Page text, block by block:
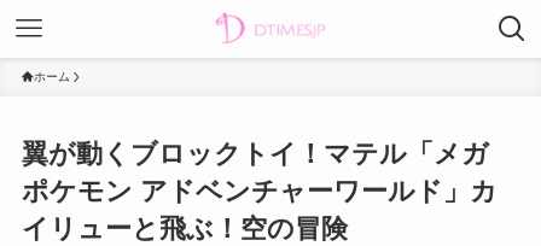
ホーム
翼が動くブロックトイ！マテル「メガ
ポケモン アドベンチャーワールド」カ
イリューと飛ぶ！空の冒険